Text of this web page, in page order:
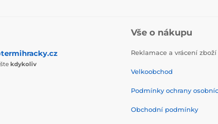
kdykoliv
Vše o nákupu
Reklamace a vrácení zboží
Velkoobchod
Podmínky ochrany
Obchodní podmínky